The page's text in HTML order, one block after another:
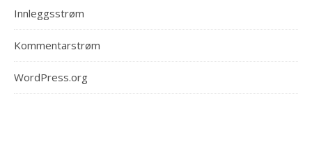
Innleggsstrøm
Kommentarstrøm
WordPress.org